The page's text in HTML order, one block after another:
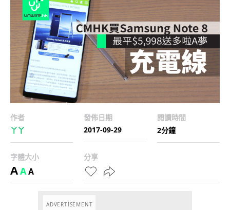
作者
丫丫
發佈日期
2017-09-29
閱讀時間
2分鐘
字體大小
AAA
分享
ADVERTISEMENT